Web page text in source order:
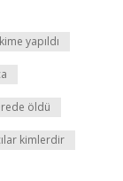
yapıldı
öldü
kimlerdir